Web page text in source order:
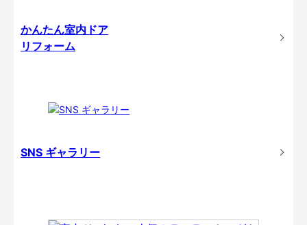
かんたん室内ドア
リフォーム
SNS ギャラリー